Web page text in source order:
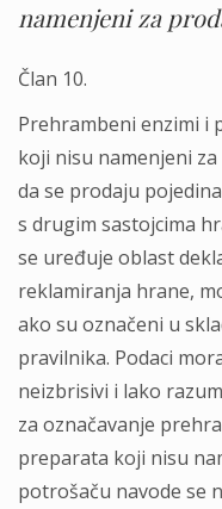
namenjeni za
Član 10.
Prehrambeni enzimi i
koji nisu namenjeni
da se prodaju
s drugim sastojcima
se uređuje oblast
reklamiranja hrane,
ako su označeni u
pravilnika. Podaci
neizbrisivi i lako
za označavanje
preparata koji nisu
potrošaču navode se